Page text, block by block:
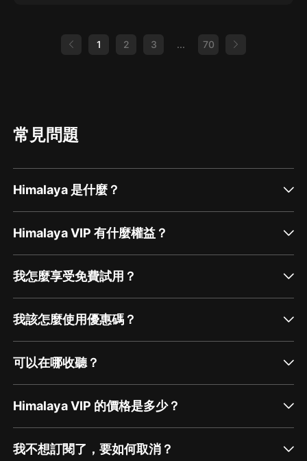
1 2 3 ... 70
常見問題
Himalaya 是什麼？
Himalaya VIP 有什麼權益？
我怎麼享受免費試用？
我該怎麼使用優惠碼？
可以在哪收聽？
Himalaya VIP 的價格是多少？
我不想訂閱了，要如何取消？